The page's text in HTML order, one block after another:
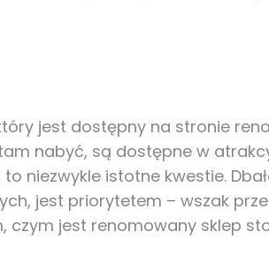
jest dostępny na stronie
nabyć, są dostępne w
niezwykle istotne kwestie.
jest priorytetem – wszak
czym jest renomowany sklep